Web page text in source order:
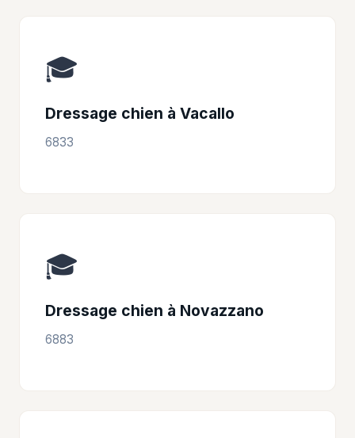
🎓
Dressage chien à Vacallo
6833
🎓
Dressage chien à Novazzano
6883